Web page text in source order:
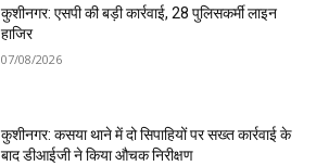
कुशीनगर: एसपी की बड़ी कार्रवाई, 28 पुलिसकर्मी लाइन
हाजिर
07/08/2026
कुशीनगर: कसया थाने में दो सिपाहियों पर सख्त कार्रवाई के
बाद डीआईजी ने किया औचक निरीक्षण